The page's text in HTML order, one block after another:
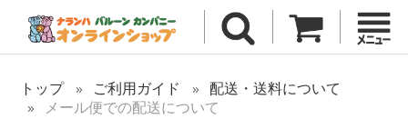
トップ ご利用ガイド
配送・送料について
メール便での配送について